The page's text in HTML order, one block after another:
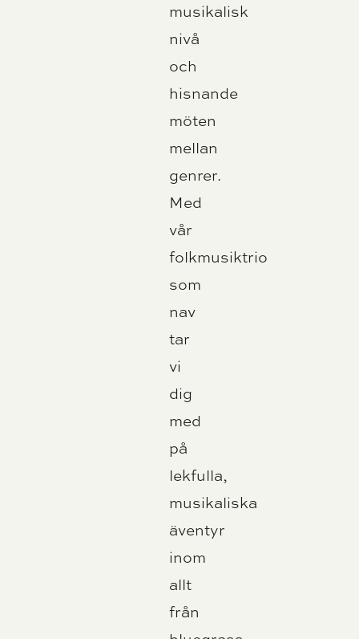
musikalisk
nivå
och
hisnande
möten
mellan
genrer.
Med
vår
folkmusiktrio
som
nav
tar
vi
dig
med
på
lekfulla,
musikaliska
äventyr
inom
allt
från